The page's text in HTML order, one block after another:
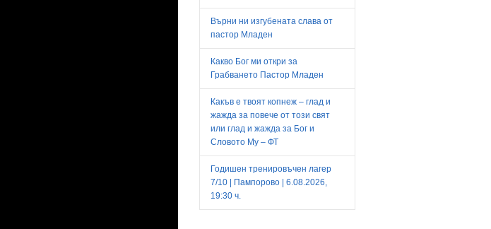
Върни ни изгубената слава от
пастор Младен
Какво Бог ми откри за
Грабването Пастор Младен
Какъв е твоят копнеж – глад и
жажда за повече от този свят
или глад и жажда за Бог и
Словото Му – ФТ
Годишен тренировъчен лагер
7/10 | Пампорово | 6.08.2026,
19:30 ч.